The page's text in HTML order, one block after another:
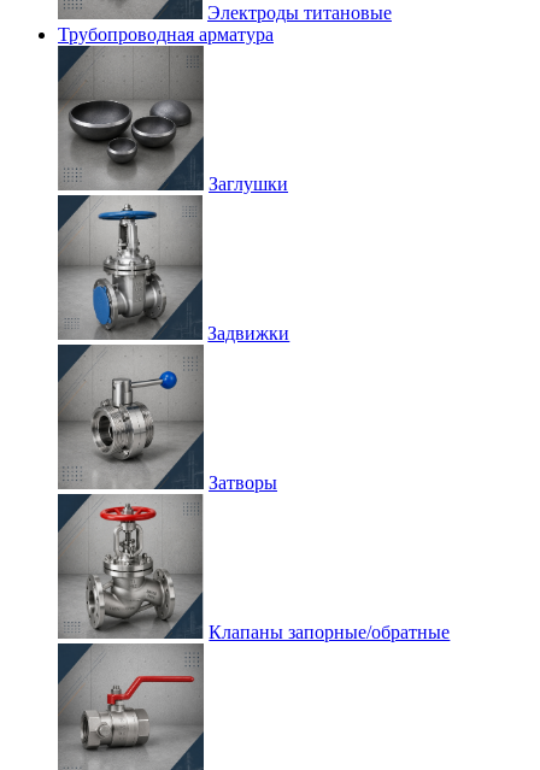
Электроды титановые
Трубопроводная арматура
Заглушки
Задвижки
Затворы
Клапаны запорные/обратные